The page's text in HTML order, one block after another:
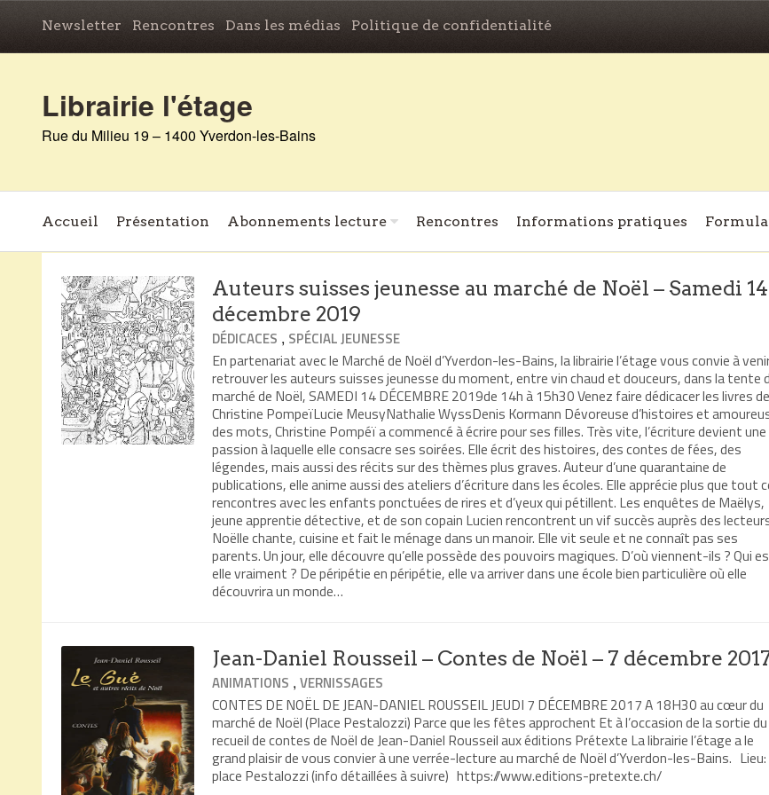
Newsletter Rencontres Dans les médias Politique de confidentialité
Librairie l'étage
Rue du Milieu 19 – 1400 Yverdon-les-Bains
Accueil Présentation Abonnements lecture Rencontres Informations pratiques
Auteurs suisses jeunesse au marché de Noël – Samedi 14
décembre 2019
DÉDICACES , SPÉCIAL JEUNESSE
En partenariat avec le Marché de Noël d’Yverdon-les-Bains, la librairie l’étage vous convie à
retrouver les auteurs suisses jeunesse du moment, entre vin chaud et douceurs, dans la tente
marché de Noël, SAMEDI 14 DÉCEMBRE 2019de 14h à 15h30 Venez faire dédicacer les livres de
Christine PompeïLucie MeusyNathalie WyssDenis Kormann Dévoreuse d’histoires et
des mots, Christine Pompéï a commencé à écrire pour ses filles. Très vite, l’écriture devient une
passion à laquelle elle consacre ses soirées. Elle écrit des histoires, des contes de fées, des
légendes, mais aussi des récits sur des thèmes plus graves. Auteur d’une quarantaine de
publications, elle anime aussi des ateliers d’écriture dans les écoles. Elle apprécie plus que tout
rencontres avec les enfants ponctuées de rires et d’yeux qui pétillent. Les enquêtes de Maëlys,
jeune apprentie détective, et de son copain Lucien rencontrent un vif succès auprès des
Noëlle chante, cuisine et fait le ménage dans un manoir. Elle vit seule et ne connaît pas ses
parents. Un jour, elle découvre qu’elle possède des pouvoirs magiques. D’où viennent-ils ? Qui
elle vraiment ? De péripétie en péripétie, elle va arriver dans une école bien particulière où elle
découvrira un monde…
Jean-Daniel Rousseil – Contes de Noël – 7 décembre
ANIMATIONS ,VERNISSAGES
CONTES DE NOËL DE JEAN-DANIEL ROUSSEIL JEUDI 7 DÉCEMBRE 2017 A 18H30 au cœur du
marché de Noël (Place Pestalozzi) Parce que les fêtes approchent Et à l’occasion de la sortie du
recueil de contes de Noël de Jean-Daniel Rousseil aux éditions Prétexte La librairie l’étage a le
grand plaisir de vous convier à une verrée-lecture au marché de Noël d’Yverdon-les-Bains. Lieu:
place Pestalozzi (info détaillées à suivre) https://www.editions-pretexte.ch/